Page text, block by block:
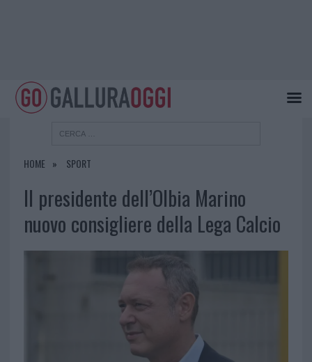
HOME SPORT
Il presidente dell’Olbia Marino
nuovo consigliere della Lega Calcio